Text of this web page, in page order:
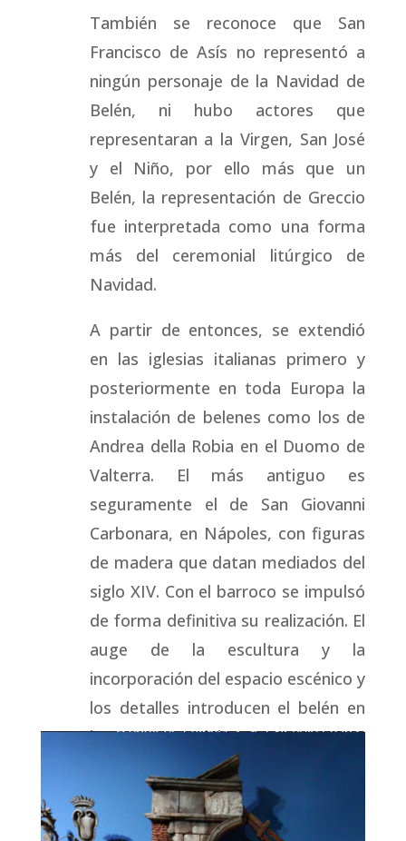
También se reconoce que San
Francisco de Asís no representó a
ningún personaje de la Navidad de
Belén, ni hubo actores que
representaran a la Virgen, San José
y el Niño, por ello más que un
Belén, la representación de Greccio
fue interpretada como una forma
más del ceremonial litúrgico de
Navidad.
A partir de entonces, se extendió
en las iglesias italianas primero y
posteriormente en toda Europa la
instalación de belenes como los de
Andrea della Robia en el Duomo de
Valterra. El más antiguo es
seguramente el de San Giovanni
Carbonara, en Nápoles, con figuras
de madera que datan mediados del
siglo XIV. Con el barroco se impulsó
de forma definitiva su realización. El
auge de la escultura y la
incorporación del espacio escénico y
los detalles introducen el belén en
las casas señoriales.